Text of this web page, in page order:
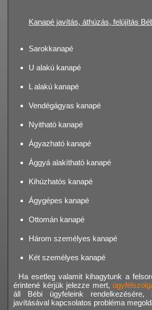
Kanapé javítás, áthúzás, felújítás
Sarokkanapé
U alakú kanapé
L alakú kanapé
Vendégágyas kanapé
Nyitható kanapé
Ágyazható kanapé
Ággyá alakítható kanapé
Kihúzhatós kanapé
Ágygépes kanapé
Ottomán kanapé
Három személyes kanapé
Két személyes kanapé
Ha esetleg valamit kihagytunk a
érintené kérjük jelezze mert,
áll Bébi ügyfeleink rendelkezésére,
javításával kapcsolatos probléma